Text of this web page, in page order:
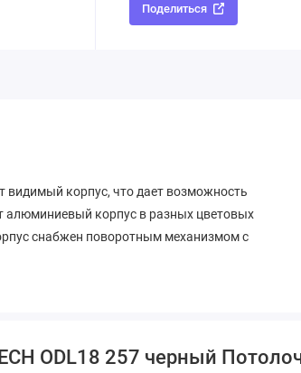
Поделиться
видимый корпус, что дает возможность
алюминиевый корпус в разных цветовых
снабжен поворотным механизмом с
ODL18 257 черный